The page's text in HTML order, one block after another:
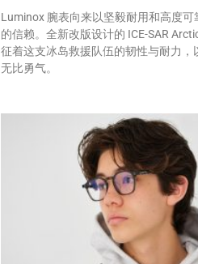
Luminox 腕表向来以坚毅耐用和高度可
的信赖。全新改版设计的 ICE-SAR
征着这支冰岛救援队伍的韧性与耐力，
无比勇气。